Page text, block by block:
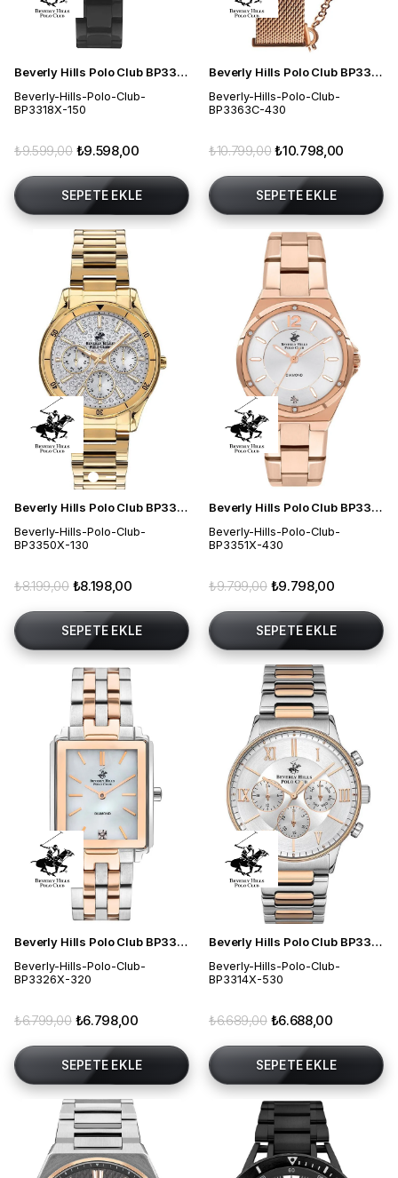
Beverly Hills Polo Club BP3318X.150 Kadın Kol Saati
Beverly-Hills-Polo-Club-
BP3318X-150
₺9.598,00
₺9.599,00
SEPETE EKLE
Beverly Hills Polo Club BP3363C.430 Kadın Kol Saati
Beverly-Hills-Polo-Club-
BP3363C-430
₺10.798,00
₺10.799,00
SEPETE EKLE
Beverly Hills Polo Club BP3350X.130 Kadın Kol Saati
Beverly-Hills-Polo-Club-
BP3350X-130
₺8.198,00
₺8.199,00
SEPETE EKLE
Beverly Hills Polo Club BP3351X.430 Kadın Kol Saati
Beverly-Hills-Polo-Club-
BP3351X-430
₺9.798,00
₺9.799,00
SEPETE EKLE
Beverly Hills Polo Club BP3326X.320 Kadın Kol Saati
Beverly-Hills-Polo-Club-
BP3326X-320
₺6.798,00
₺6.799,00
SEPETE EKLE
Beverly Hills Polo Club BP3314X.530 Erkek Kol Saati
Beverly-Hills-Polo-Club-
BP3314X-530
₺6.688,00
₺6.689,00
SEPETE EKLE